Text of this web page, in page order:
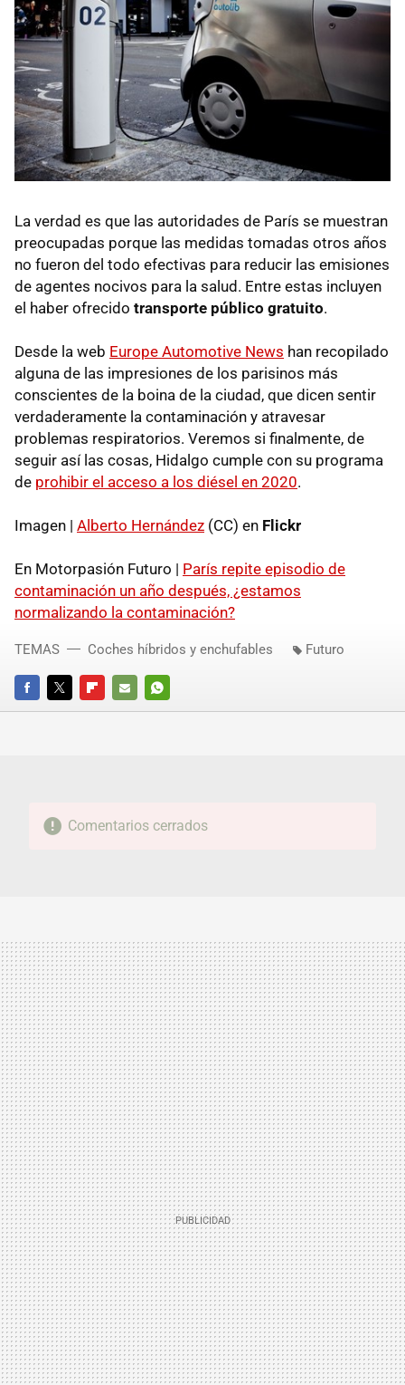
La verdad es que las autoridades de París se muestran
preocupadas porque las medidas tomadas otros años
no fueron del todo efectivas para reducir las emisiones
de agentes nocivos para la salud. Entre estas incluyen
el haber ofrecido transporte público gratuito.
Desde la web Europe Automotive News han recopilado
alguna de las impresiones de los parisinos más
conscientes de la boina de la ciudad, que dicen sentir
verdaderamente la contaminación y atravesar
problemas respiratorios. Veremos si finalmente, de
seguir así las cosas, Hidalgo cumple con su programa
de prohibir el acceso a los diésel en 2020.
Imagen | Alberto Hernández (CC) en Flickr
En Motorpasión Futuro | París repite episodio de
contaminación un año después, ¿estamos
normalizando la contaminación?
FACEBOOKTWITTERFLIPBOARD
E-
WHATSAPP
TEMAS Coches híbridos y enchufables Futuro
Comentarios cerrados